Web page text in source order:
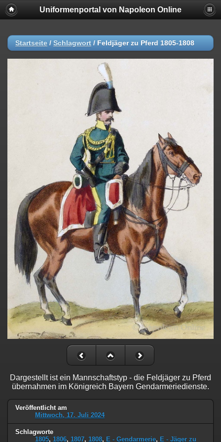
Uniformenportal von Napoleon Online
Startseite / Schlagwort / Feldjäger zu Pferd 1805-1808
Dargestellt ist ein Mannschaftstyp - die Feldjäger zu Pferd
übernahmen im Königreich Bayern Gendarmeriedienste.
Veröffentlicht am
Mittwoch, 17. Juli 2024
Schlagworte
1805, 1806, 1807, 1808, E - Gendarmerie, E - Jäger zu